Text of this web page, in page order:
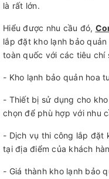
là rất lớn.
Hiểu được nhu cầu đó,
lắp đặt kho lạnh bảo
toàn quốc với các tiêu chí
- Kho lạnh bảo quản hoa
- Thiết bị sử dụng cho
chọn để phù hợp với nhu
- Dịch vụ thi công lắp đặt
tại địa điểm của khách
- Giá thành kho lạnh bảo